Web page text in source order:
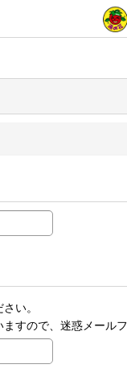
い。
すので、迷惑メール